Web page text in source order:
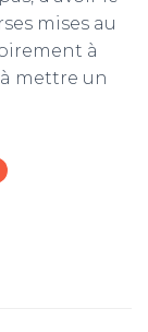
m
mises au
à
mettre un